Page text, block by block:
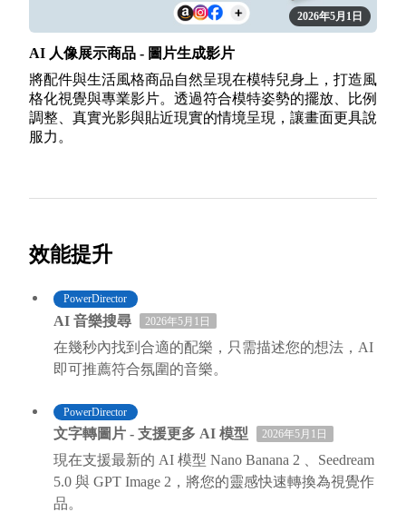
2026年5月1日
AI 人像展示商品 - 圖片生成影片
將配件與生活風格商品自然呈現在模特兒身上，打造風
格化視覺與專業影片。透過符合模特姿勢的擺放、比例
調整、真實光影與貼近現實的情境呈現，讓畫面更具說
服力。
效能提升
PowerDirector
AI 音樂搜尋 2026年5月1日
在幾秒內找到合適的配樂，只需描述您的想法，AI
即可推薦符合氛圍的音樂。
PowerDirector
文字轉圖片 - 支援更多 AI 模型 2026年5月1日
現在支援最新的 AI 模型 Nano Banana 2 、Seedream
5.0 與 GPT Image 2，將您的靈感快速轉換為視覺作
品。